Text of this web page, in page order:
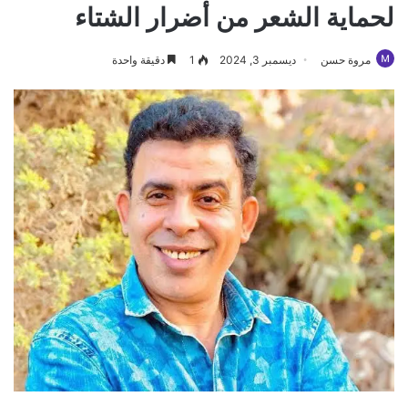
لحماية الشعر من أضرار الشتاء
مروة حسن ديسمبر 3, 2024 1 دقيقة واحدة